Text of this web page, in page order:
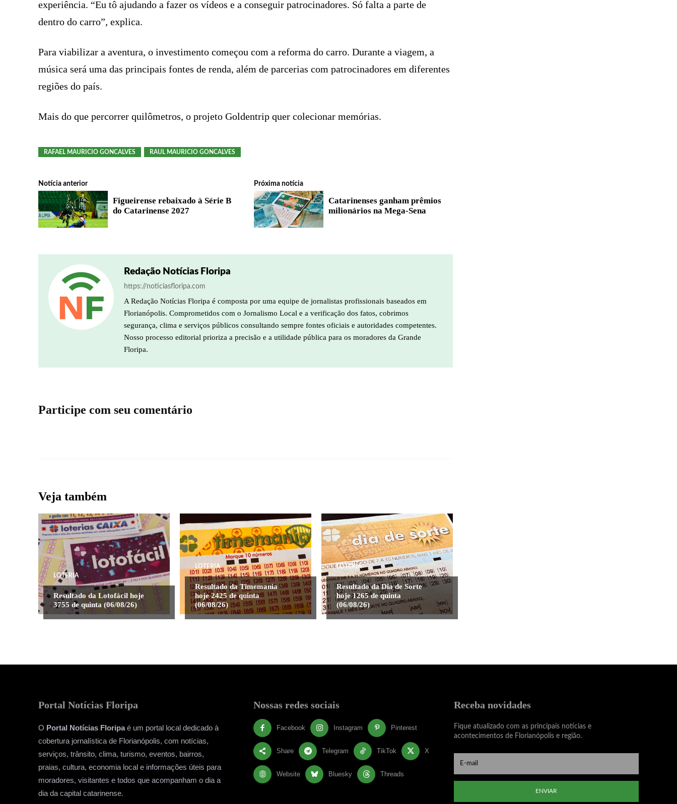
experiência. “Eu tô ajudando a fazer os vídeos e a conseguir patrocinadores. Só falta a parte de
dentro do carro”, explica.
Para viabilizar a aventura, o investimento começou com a reforma do carro. Durante a viagem, a
música será uma das principais fontes de renda, além de parcerias com patrocinadores em diferentes
regiões do país.
Mais do que percorrer quilômetros, o projeto Goldentrip quer colecionar memórias.
RAFAEL MAURICIO GONCALVES RAUL MAURICIO GONCALVES
Notícia anterior
Figueirense rebaixado à Série B
do Catarinense 2027
Próxima notícia
Catarinenses ganham prêmios
milionários na Mega-Sena
Redação Notícias Floripa
https://noticiasfloripa.com
A Redação Notícias Floripa é composta por uma equipe de jornalistas profissionais baseados em
Florianópolis. Comprometidos com o Jornalismo Local e a verificação dos fatos, cobrimos
segurança, clima e serviços públicos consultando sempre fontes oficiais e autoridades competentes.
Nosso processo editorial prioriza a precisão e a utilidade pública para os moradores da Grande
Floripa.
Participe com seu comentário
Veja também
LOTERIA
Resultado da Lotofácil hoje
3755 de quinta (06/08/26)
LOTERIA
Resultado da Timemania
hoje 2425 de quinta
(06/08/26)
LOTERIA
Resultado da Dia de Sorte
hoje 1265 de quinta
(06/08/26)
Portal Notícias Floripa
O Portal Notícias Floripaé um portal local dedicado à
cobertura jornalística de Florianópolis, com notícias,
serviços, trânsito, clima, turismo, eventos, bairros,
praias, cultura, economia local e informações úteis para
moradores, visitantes e todos que acompanham o dia a
dia da capital catarinense.
Nossas redes sociais
Facebook Instagram Pinterest
Share Telegram TikTok X
Website Bluesky Threads
Receba novidades
Fique atualizado com as principais notícias e
acontecimentos de Florianópolis e região.
ENVIAR